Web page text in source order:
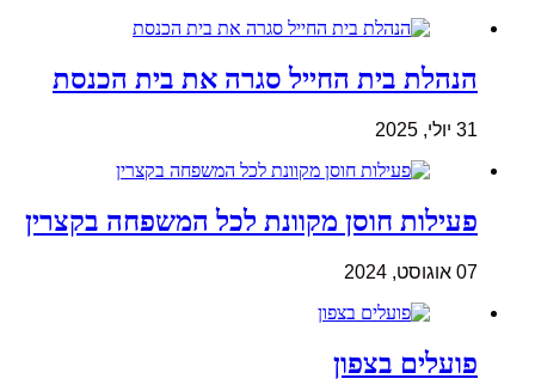
הנהלת בית החייל סגרה את בית הכנסת
31 יולי, 2025
פעילות חוסן מקוונת לכל המשפחה בקצרין
07 אוגוסט, 2024
פועלים בצפון